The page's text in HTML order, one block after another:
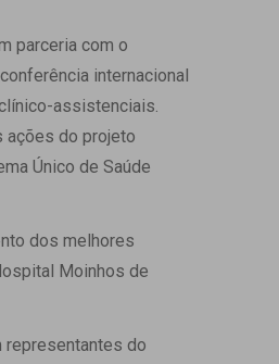
Empresas
Tele Interconsultas
Gestão do Cuidado
parceria com o
internacional
assistenciais.
ações do projeto
Único de Saúde
dos melhores
Moinhos de
representantes do